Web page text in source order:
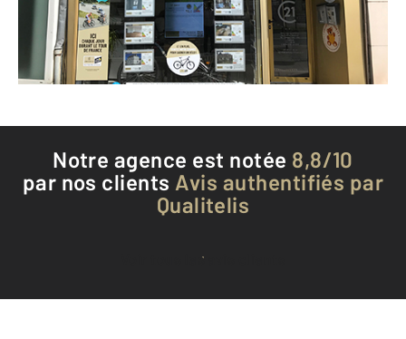
Envoyer un message
Téléphoner à l'agence
Notre agence est notée 8,8/10
par nos clients Avis authentifiés par
Qualitelis
Voir tous les avis clients